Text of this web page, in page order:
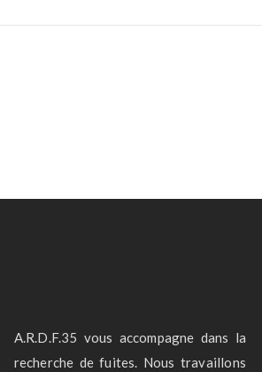
A.R.D.F.35 vous accompagne dans la
recherche de fuites. Nous travaillons